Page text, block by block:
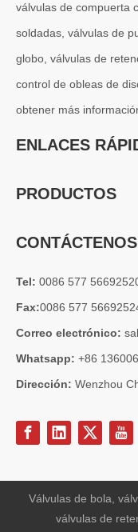
2026-07-04
En sistemas de
Las válvulas de
válvulas de compuerta
soldadas, válvulas de
globo, válvulas de
control de obleas de
obtener más
ENLACES
PRODUCTOS
CONTÁCTENOS
Tel: 0086 577
Fax:0086 577
Correo electrónico:
Whatsapp: +86
Dirección: Wenzhou
Válvulas de bola,
válvulas de